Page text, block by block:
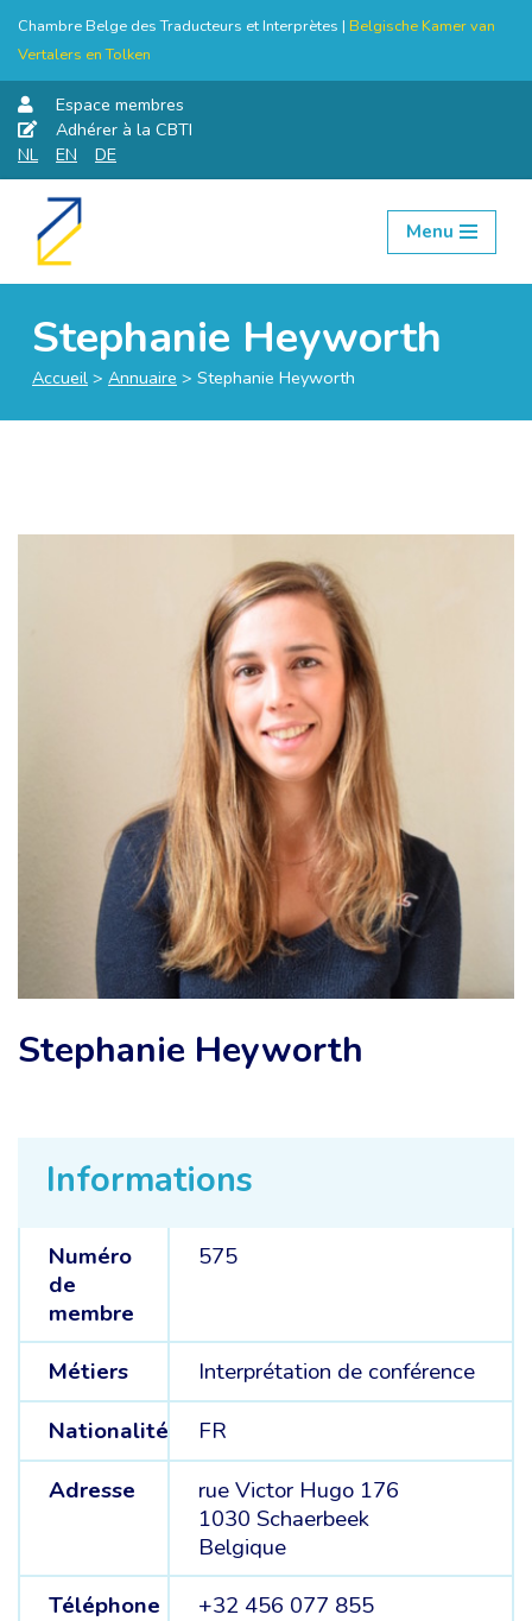
Chambre Belge des Traducteurs et Interprètes | Belgische Kamer van
Vertalers en Tolken
Espace membres
Adhérer à la CBTI
NL
EN DE
Aller
Menu
Stephanie Heyworth
Accueil > Annuaire > Stephanie Heyworth
Informations
Numéro
de
membre
575
Métiers
Interprétation de conférence
Nationalité
FR
Adresse
rue Victor Hugo 176
1030 Schaerbeek
Belgique
Téléphone
+32 456 077 855
Stephanie Heyworth